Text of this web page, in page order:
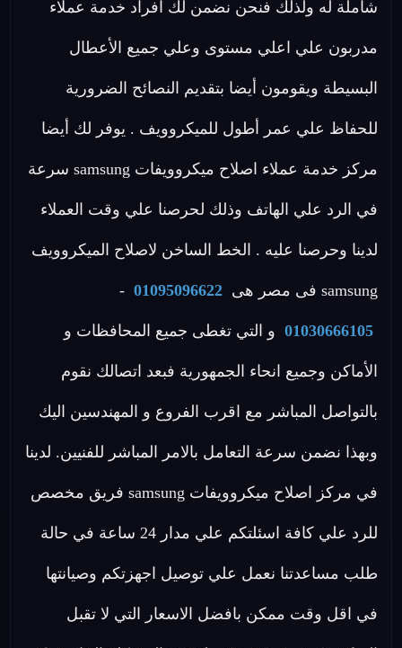
شاملة له ولذلك فنحن نضمن لك افراد خدمة عملاء
مدربون علي اعلي مستوى وعلي جميع الأعطال
البسيطة ويقومون أيضا بتقديم النصائح الضرورية
للحفاظ علي عمر أطول للميكروويف . يوفر لك أيضا
مركز خدمة عملاء اصلاح ميكروويفات samsung سرعة
في الرد علي الهاتف وذلك لحرصنا علي وقت العملاء
لدينا وحرصنا عليه . الخط الساخن لاصلاح الميكروويف
samsung فى مصر هى 01095096622
-
01030666105 و التي تغطى جميع المحافظات و
الأماكن وجميع انحاء الجمهورية فبعد اتصالك نقوم
بالتواصل المباشر مع اقرب الفروع و المهندسين اليك
وبهذا نضمن سرعة التعامل بالامر المباشر للفنيين. لدينا
في مركز اصلاح ميكروويفات samsung فريق مخصص
للرد علي كافة اسئلتكم علي مدار 24 ساعة في حالة
طلب مساعدتنا نعمل علي توصيل اجهزتكم وصيانتها
في اقل وقت ممكن بافضل الاسعار التي لا تقبل